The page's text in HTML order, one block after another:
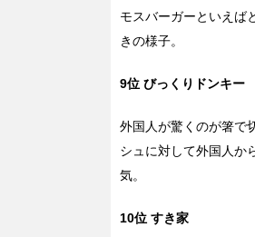
モスバーガーといえば
きの様子。
9位 びっくりドンキー
外国人が驚くのが箸で
シュに対して外国人か
気。
10位 すき家